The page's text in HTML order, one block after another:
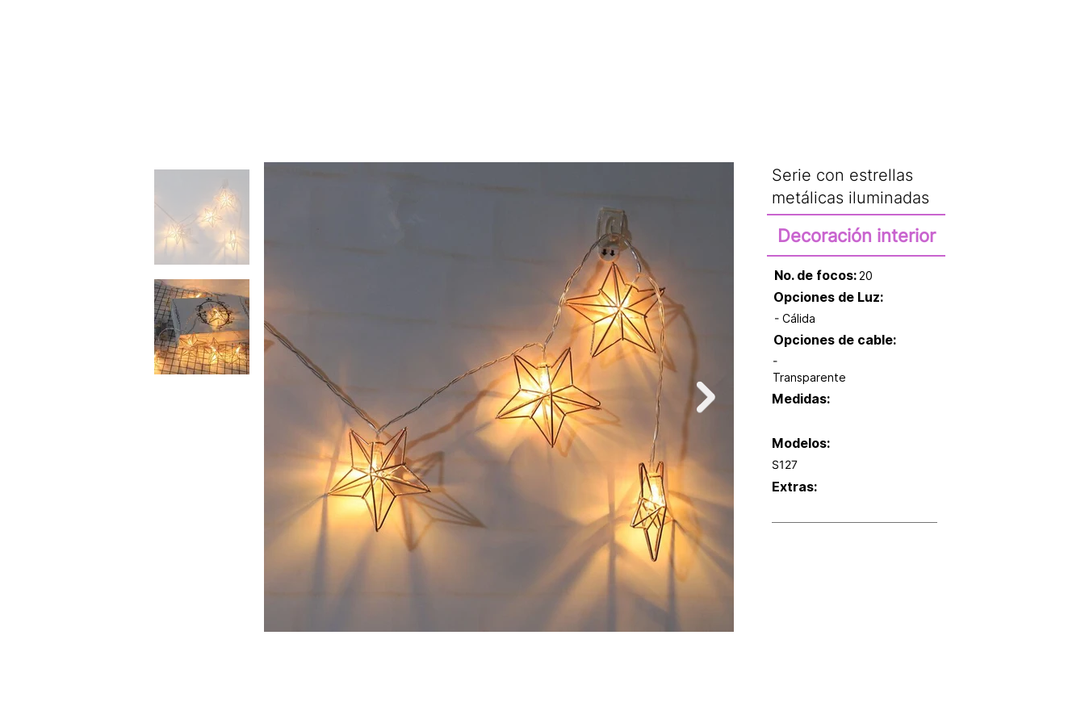
Serie con estrellas
metálicas iluminadas
Decoración interior
No. de focos: 20
Opciones de Luz:
- Cálida
Opciones de cable:
-
Transparente
Medidas:
Modelos:
S127
Extras: